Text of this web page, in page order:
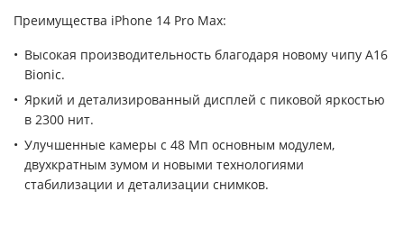
Преимущества iPhone 14 Pro Max:
Высокая производительность благодаря новому чипу A16
Bionic.
Яркий и детализированный дисплей с пиковой яркостью
в 2300 нит.
Улучшенные камеры с 48 Мп основным модулем,
двухкратным зумом и новыми технологиями
стабилизации и детализации снимков.